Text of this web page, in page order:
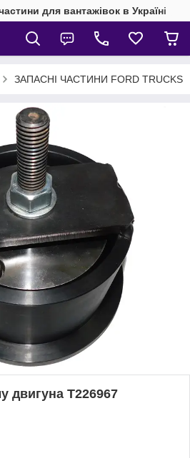
для вантажівок в Україні
ЗАПАСНІ ЧАСТИНИ FORD TRUCKS
двигуна T226967